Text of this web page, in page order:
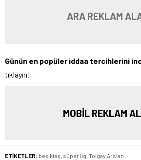
ARA REKLAM
Günün en popüler iddaa tercihlerini
tıklayın!
MOBİL REKLAM
ETİKETLER: beşiktaş, süper lig, Tolgay Arslan